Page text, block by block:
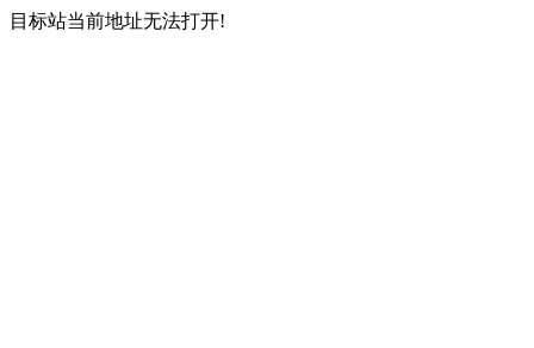
目标站当前地址无法打开!